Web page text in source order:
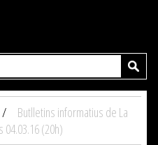
Butlletins informatius de La
(20h)